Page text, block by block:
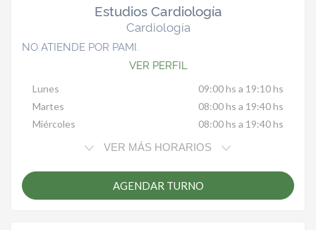
Estudios Cardiología
Cardiología
NO ATIENDE POR PAMI.
VER PERFIL
Lunes
09:00 hs a 19:10 hs
Martes
08:00 hs a 19:40 hs
Miércoles
08:00 hs a 19:40 hs
VER MÁS HORARIOS
AGENDAR TURNO